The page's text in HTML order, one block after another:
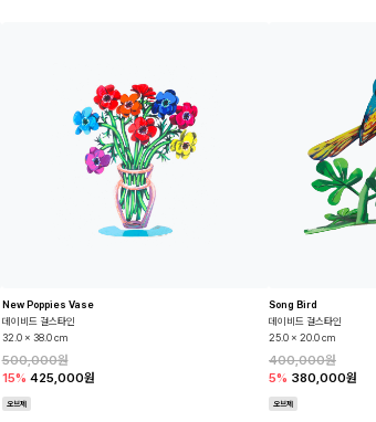
New Poppies Vase
데이비드 걸스타인
32.0 x 38.0 cm
500,000원
15% 425,000원
오브제
Song Bird
데이비드 걸스타인
25.0 x 20.0 cm
400,000원
5% 380,000원
오브제